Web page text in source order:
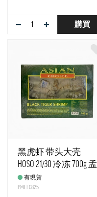
− + 購買
黑虎虾 带头大壳
HOSO 21/30 冷冻 700g 孟
加拉有現貨
PMFF0825